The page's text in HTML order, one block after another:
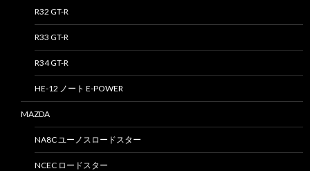
R32 GT-R
R33 GT-R
R34 GT-R
HE-12 ノート E-POWER
MAZDA
NA8C ユーノスロードスター
NCEC ロードスター